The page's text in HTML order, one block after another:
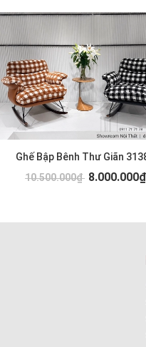
Ghế Bập Bênh Thư Giãn
10.500.000₫ 8.000.000₫